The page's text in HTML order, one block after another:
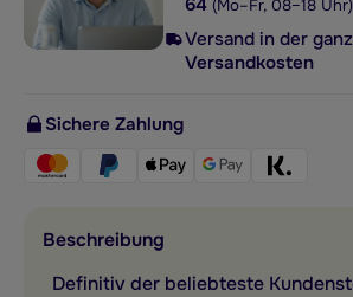
(Mo–Fr, 08–18 Uhr)
Versand in der
Versandkosten
Sichere Zahlung
Beschreibung
Definitiv der beliebteste